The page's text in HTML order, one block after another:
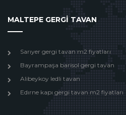
MALTEPE GERGİ TAVAN
Sarıyer gergi tavan m2 fiyatları
Bayrampaşa barisol gergi tavan
Alibeykoy ledli tavan
Edırne kapı gergi tavan m2 fiyatları